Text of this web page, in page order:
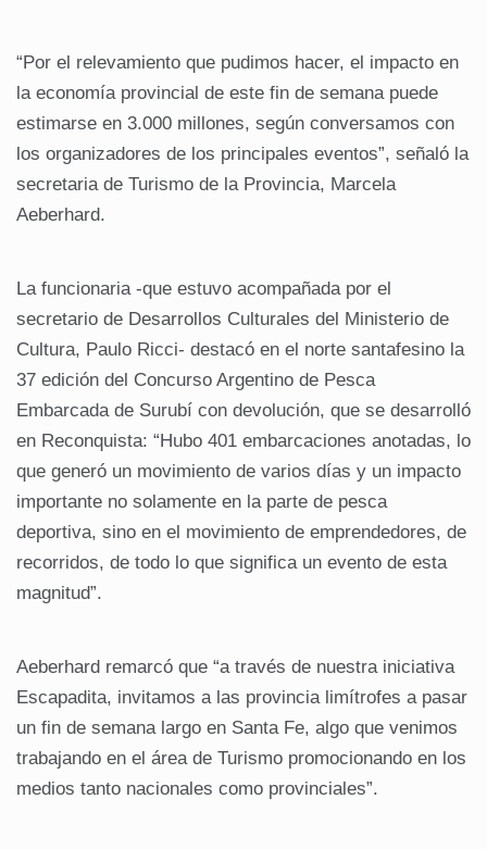
“Por el relevamiento que pudimos hacer, el impacto en
la economía provincial de este fin de semana puede
estimarse en 3.000 millones, según conversamos con
los organizadores de los principales eventos”, señaló la
secretaria de Turismo de la Provincia, Marcela
Aeberhard.
La funcionaria -que estuvo acompañada por el
secretario de Desarrollos Culturales del Ministerio de
Cultura, Paulo Ricci- destacó en el norte santafesino la
37 edición del Concurso Argentino de Pesca
Embarcada de Surubí con devolución, que se desarrolló
en Reconquista: “Hubo 401 embarcaciones anotadas, lo
que generó un movimiento de varios días y un impacto
importante no solamente en la parte de pesca
deportiva, sino en el movimiento de emprendedores, de
recorridos, de todo lo que significa un evento de esta
magnitud”.
Aeberhard remarcó que “a través de nuestra iniciativa
Escapadita, invitamos a las provincia limítrofes a pasar
un fin de semana largo en Santa Fe, algo que venimos
trabajando en el área de Turismo promocionando en los
medios tanto nacionales como provinciales”.